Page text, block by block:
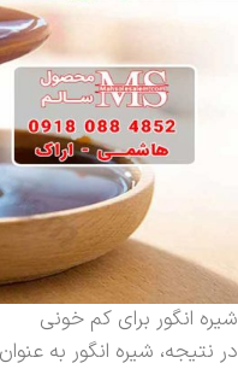
شیره انگور برای کم خونی
در نتیجه، شیره انگور به